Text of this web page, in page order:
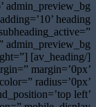
margin=’0px’
radius=’0px’
left’